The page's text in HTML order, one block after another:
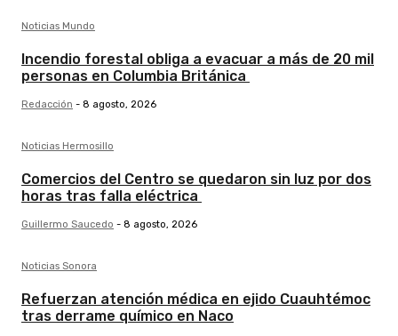
Noticias Mundo
Incendio forestal obliga a evacuar a más de 20 mil
personas en Columbia Británica
Redacción - 8 agosto, 2026
Noticias Hermosillo
Comercios del Centro se quedaron sin luz por dos
horas tras falla eléctrica
Guillermo Saucedo - 8 agosto, 2026
Noticias Sonora
Refuerzan atención médica en ejido Cuauhtémoc
tras derrame químico en Naco